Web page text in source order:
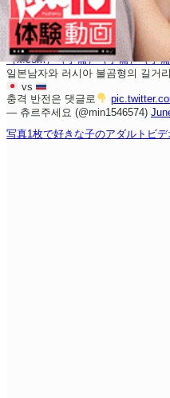
（x.com）（予備）（予備）（予
일본남자와 러시아 불곰형의 길거
vs
충격 반전은 댓글로
— 츄르주세요 (@min1546574)
写真1枚で好きな子のアダルトビ